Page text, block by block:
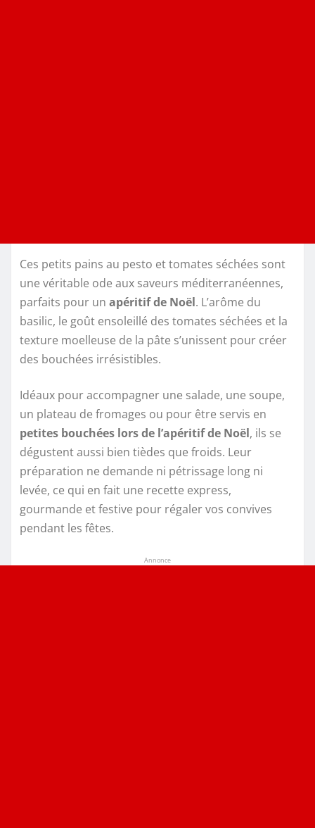
Ces petits pains au pesto et tomates séchées sont
une véritable ode aux saveurs méditerranéennes,
parfaits pour un apéritif de Noël. L’arôme du
basilic, le goût ensoleillé des tomates séchées et la
texture moelleuse de la pâte s’unissent pour créer
des bouchées irrésistibles.
Idéaux pour accompagner une salade, une soupe,
un plateau de fromages ou pour être servis en
petites bouchées lors de l’apéritif de Noël, ils se
dégustent aussi bien tièdes que froids. Leur
préparation ne demande ni pétrissage long ni
levée, ce qui en fait une recette express,
gourmande et festive pour régaler vos convives
pendant les fêtes.
Annonce